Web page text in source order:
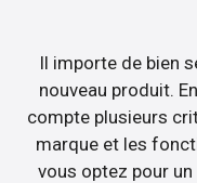
Il importe de bien
nouveau produit.
compte plusieurs
marque et les
vous optez pour